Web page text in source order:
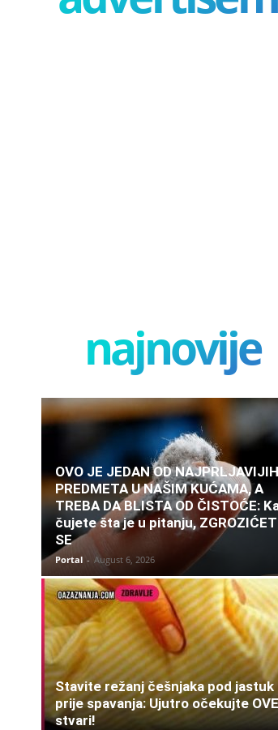
najnovije
OVO JE JEDAN OD NAJPRLJAVIJIH
PREDMETA U NAŠIM KUĆAMA, A
TREBA DA BLISTA OD ČISTOĆE:
čujete šta je u pitanju,
SE
Portal - August 6, 2026
Stavite režanj češnjaka pod jastuk
prije spavanja: Ujutro očekujte
stvari!